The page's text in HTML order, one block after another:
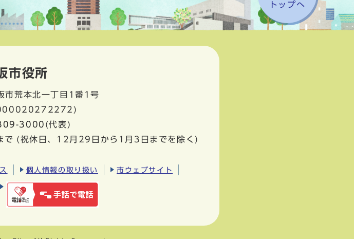
トップへ
市役所
市荒本北一丁目1番1号
3000 (代表)
で (祝休日、12月29日から1月3日までを除く)
個人情報の取り扱い 市ウェブサイト